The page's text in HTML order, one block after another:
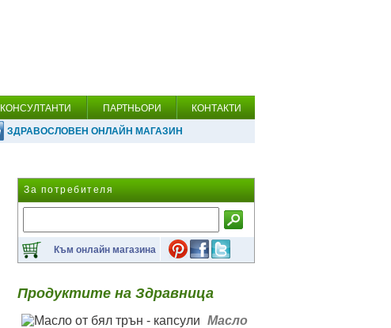
КОНСУЛТАНТИ ПАРТНЬОРИ КОНТАКТИ
ЗДРАВОСЛОВЕН ОНЛАЙН МАГАЗИН
За потребителя
Към онлайн магазина
Продуктите на Здравница
Масло